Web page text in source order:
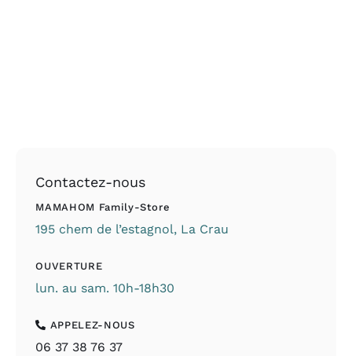
Contactez-nous
MAMAHOM Family-Store
195 chem de l’estagnol, La Crau
OUVERTURE
lun. au sam. 10h-18h30
APPELEZ-NOUS
06 37 38 76 37